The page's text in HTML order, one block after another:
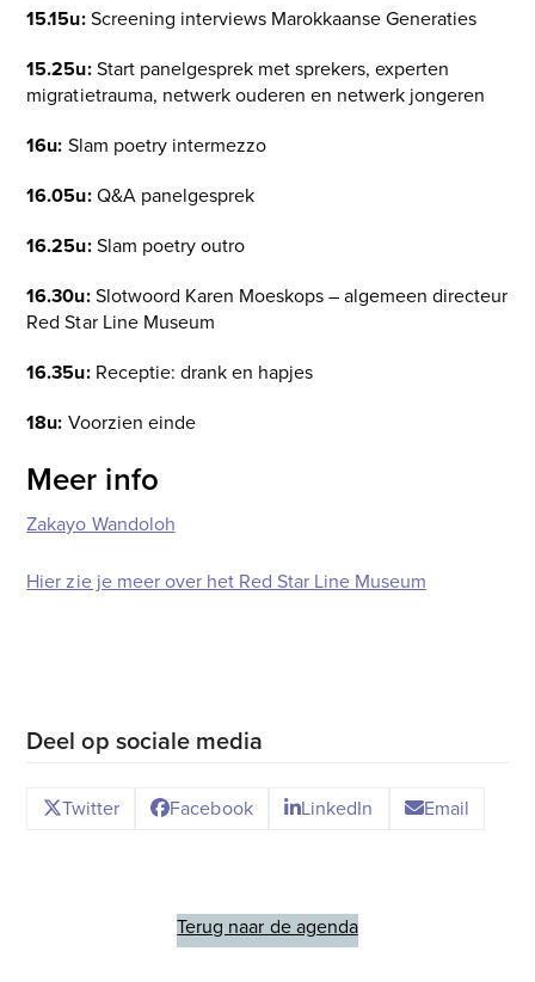
15.15u:Screening interviews Marokkaanse Generaties
15.25u:Start panelgesprek met sprekers, experten
migratietrauma, netwerk ouderen en netwerk jongeren
16u: Slam poetry intermezzo
16.05u:Q&A panelgesprek
16.25u:Slam poetry outro
16.30u:Slotwoord Karen Moeskops – algemeen directeur
Red Star Line Museum
16.35u:Receptie: drank en hapjes
18u: Voorzien einde
Meer info
Zakayo Wandoloh
Hier zie je meer over het Red Star Line Museum
Deel op sociale media
Twitter Facebook LinkedIn Email
Terug naar de agenda